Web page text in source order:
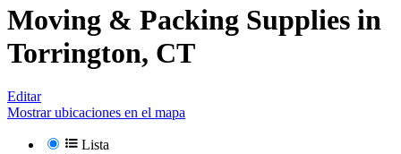
Moving & Packing Supplies in
Torrington, CT
Editar
Mostrar ubicaciones en el mapa
Lista